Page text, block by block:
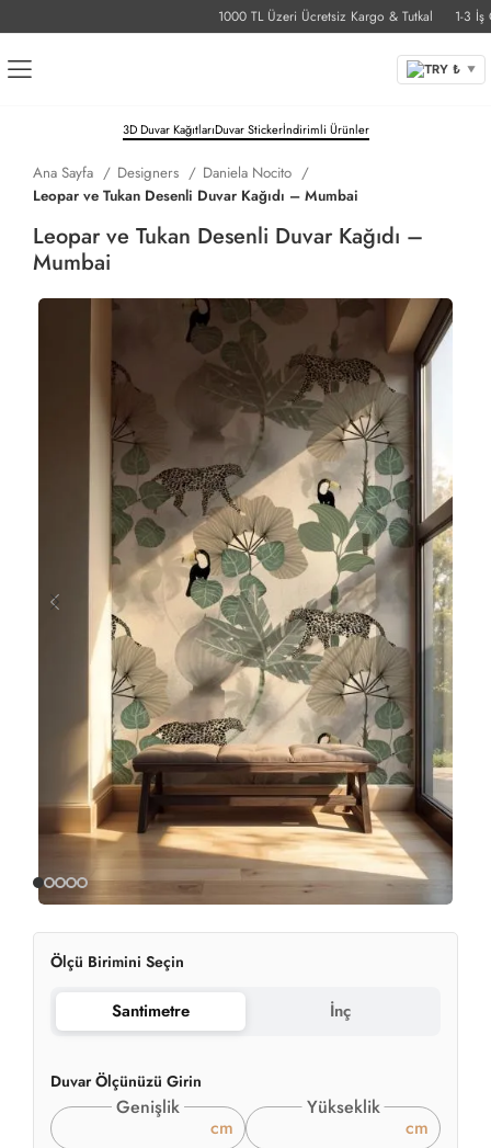
1000 TL Üzeri Ücretsiz Kargo & Tutkal 1-3 İş
TRY ₺ ▼
3D Duvar KağıtlarıDuvar Stickerİndirimli Ürünler
Ana Sayfa Designers
Daniela Nocito
Leopar ve Tukan Desenli Duvar Kağıdı – Mumbai
Leopar ve Tukan Desenli Duvar Kağıdı –
Mumbai
Ölçü Birimini Seçin
Santimetre İnç
Duvar Ölçünüzü Girin
Genişlik
cm
Yükseklik
cm